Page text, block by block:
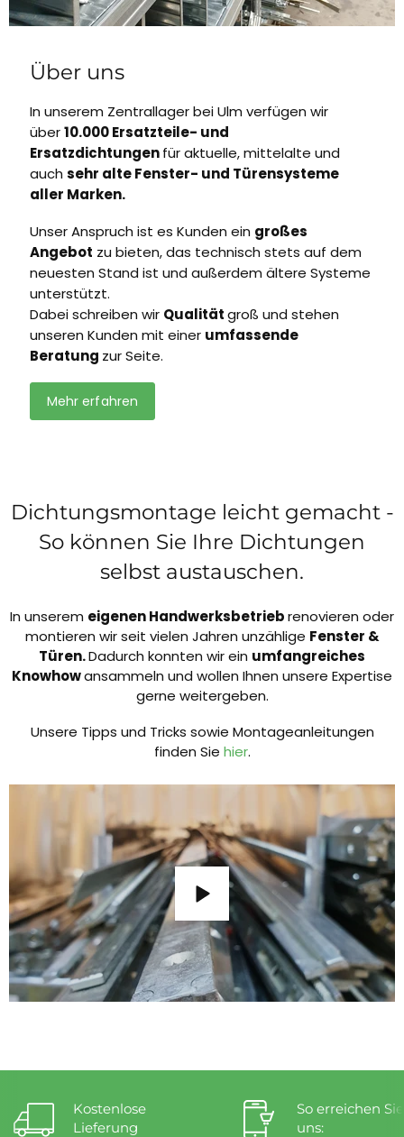
Über uns
In unserem Zentrallager bei Ulm verfügen wir
über10.000 Ersatzteile- und
Ersatzdichtungenfür aktuelle, mittelalte und
auch sehr alte Fenster- und Türensysteme
aller Marken.
Unser Anspruch ist es Kunden ein großes
Angebot zu bieten, das technisch stets auf dem
neuesten Stand ist und außerdem ältere Systeme
unterstützt.
Dabei schreiben wir Qualitätgroß und stehen
unseren Kunden mit einer umfassende
Beratung zur Seite.
Mehr erfahren
Dichtungsmontage leicht gemacht -
So können Sie Ihre Dichtungen
selbst austauschen.
In unserem eigenen Handwerksbetriebrenovieren oder
montieren wir seit vielen Jahren unzählige Fenster &
Türen.Dadurch konnten wir ein umfangreiches
Knowhowansammeln und wollen Ihnen unsere Expertise
gerne weitergeben.
Unsere Tipps und Tricks sowie Montageanleitungen
finden Sie hier.
Kostenlose
Lieferung
So erreichen Sie
uns: